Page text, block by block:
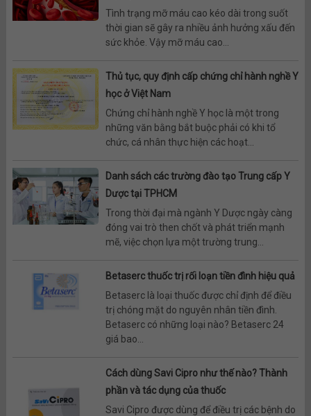
Tình trạng mỡ máu cao kéo dài trong suốt
thời gian sẽ gây ra nhiều ảnh hưởng xấu đến
sức khỏe. Vậy mỡ máu cao...
Thủ tục, quy định cấp chứng chỉ hành nghề Y
học ở Việt Nam
Chứng chỉ hành nghề Y học là một trong
những văn bằng bắt buộc phải có khi tổ
chức, cá nhân thực hiện các hoạt...
Danh sách các trường đào tạo Trung cấp Y
Dược tại TPHCM
Trong thời đại mà ngành Y Dược ngày càng
đóng vai trò then chốt và phát triển mạnh
mẽ, việc chọn lựa một trường trung...
Betaserc thuốc trị rối loạn tiền đình hiệu quả
Betaserc là loại thuốc được chỉ định để điều
trị chóng mặt do nguyên nhân tiền đình.
Betaserc có những loại nào? Betaserc 24
giá bao...
Cách dùng Savi Cipro như thế nào? Thành
phần và tác dụng của thuốc
Savi Cipro được dùng để điều trị các bệnh do